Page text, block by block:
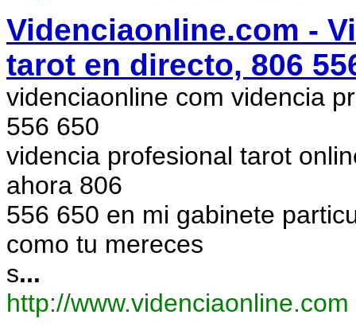
Videnciaonline.com -
tarot en directo, 806
videnciaonline com videncia
556 650
videncia profesional tarot
ahora 806
556 650 en mi gabinete
como tu mereces
s...
http://www.videnciaonline.com